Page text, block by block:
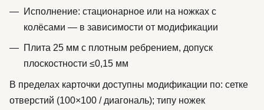
Исполнение: стационарное или на ножках с
колёсами — в зависимости от модификации
Плита 25 мм с плотным ребрением, допуск
плоскостности ≤0,15 мм
В пределах карточки доступны модификации по: сетке
отверстий (100×100 / диагональ); типу ножек